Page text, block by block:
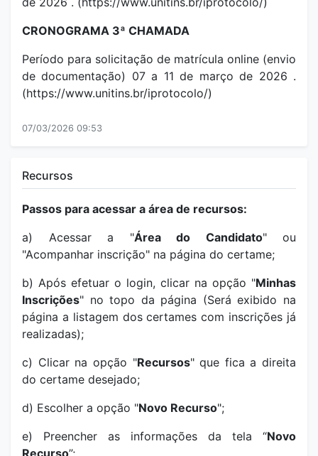
CRONOGRAMA 3ª CHAMADA
Período para solicitação de matrícula online (envio
de documentação) 07 a 11 de março de 2026 .
(https://www.unitins.br/iprotocolo/)
07/03/2026 09:53
Recursos
Passos para acessar a área de recursos:
a) Acessar a "Área do Candidato" ou
"Acompanhar inscrição" na página do certame;
b) Após efetuar o login, clicar na opção "Minhas
Inscrições" no topo da página (Será exibido na
página a listagem dos certames com inscrições já
realizadas);
c) Clicar na opção "Recursos" que fica a direita
do certame desejado;
d) Escolher a opção "Novo Recurso";
e) Preencher as informações da tela “Novo